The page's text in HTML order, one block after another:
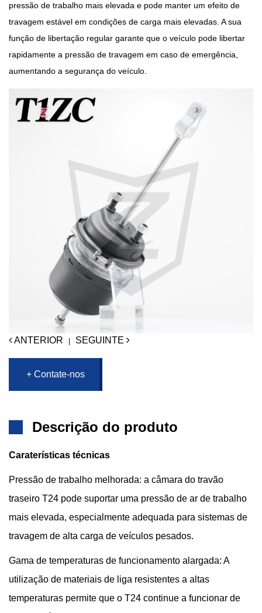
pressão de trabalho mais elevada e pode manter um efeito de
travagem estável em condições de carga mais elevadas. A sua
função de libertação regular garante que o veículo pode libertar
rapidamente a pressão de travagem em caso de emergência,
aumentando a segurança do veículo.
ANTERIOR SEGUINTE
+ Contate-nos
Descrição do produto
Caraterísticas técnicas
Pressão de trabalho melhorada: a câmara do travão
traseiro T24 pode suportar uma pressão de ar de trabalho
mais elevada, especialmente adequada para sistemas de
travagem de alta carga de veículos pesados.
Gama de temperaturas de funcionamento alargada: A
utilização de materiais de liga resistentes a altas
temperaturas permite que o T24 continue a funcionar de